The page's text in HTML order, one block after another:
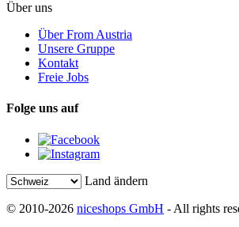
Über uns
Über From Austria
Unsere Gruppe
Kontakt
Freie Jobs
Folge uns auf
Land ändern
© 2010-2026 niceshops GmbH - All rights